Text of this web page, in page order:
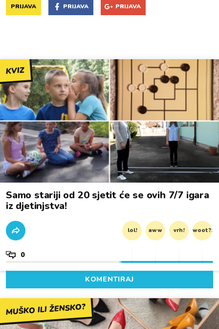
PRIJAVA PRIJAVA PRIJAVA
KVIZ
Samo stariji od 20 sjetit će se ovih 7/7 igara
iz djetinjstva!
lol! aww vrh! woot?!
0
KOMENTIRAJ
MUŠKO ILI ŽENSKO?